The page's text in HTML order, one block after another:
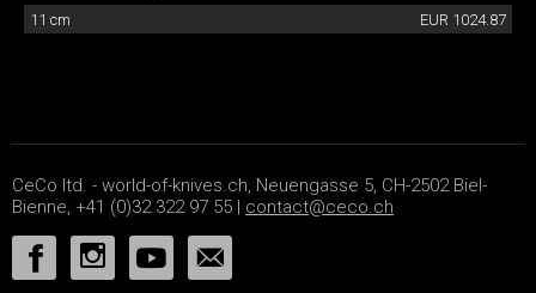
11 cm EUR 1024.87
CeCo ltd. - world-of-knives.ch, Neuengasse 5, CH-2502 Biel-
Bienne, +41 (0)32 322 97 55 | contact@ceco.ch